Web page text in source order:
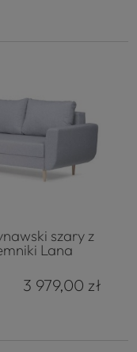
szary z
Lana
3 979,00 zł